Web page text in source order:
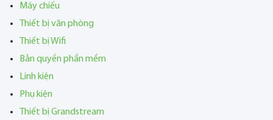
Máy chiếu
Thiết bị văn phòng
Thiết bị Wifi
Bản quyền phần mềm
Linh kiện
Phụ kiện
Thiết bị Grandstream